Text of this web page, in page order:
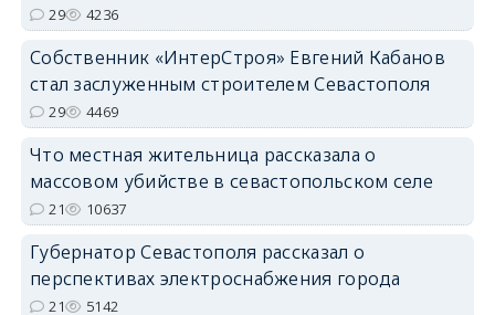
29 4236
Собственник «ИнтерСтроя» Евгений Кабанов
стал заслуженным строителем Севастополя
29 4469
Что местная жительница рассказала о
массовом убийстве в севастопольском селе
21 10637
Губернатор Севастополя рассказал о
перспективах электроснабжения города
21 5142